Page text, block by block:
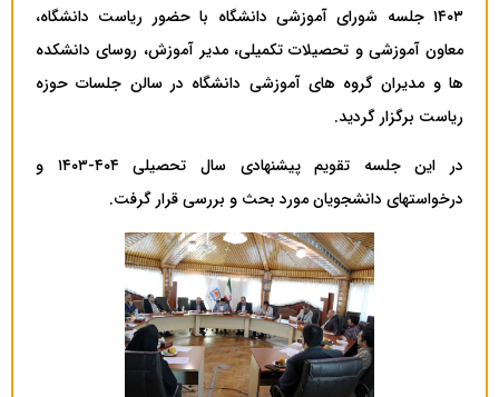
۱۴۰۳ جلسه شورای آموزشی دانشگاه با حضور ریاست دانشگاه،
معاون آموزشی و تحصیلات تکمیلی، مدیر آموزش، روسای دانشکده
ها و مدیران گروه های آموزشی دانشگاه در سالن جلسات حوزه
ریاست برگزار گردید.
در این جلسه تقویم پیشنهادی سال تحصیلی ۴۰۴-۱۴۰۳ و
درخواستهای دانشجویان مورد بحث و بررسی قرار گرفت.